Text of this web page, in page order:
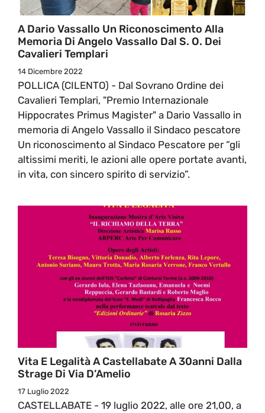
A Dario Vassallo Un Riconoscimento Alla
Memoria Di Angelo Vassallo Dal S. O. Dei
Cavalieri Templari
14 Dicembre 2022
POLLICA (CILENTO) - Dal Sovrano Ordine dei
Cavalieri Templari, "Premio Internazionale
Hippocrates Primus Magister" a Dario Vassallo in
memoria di Angelo Vassallo il Sindaco pescatore
Un riconoscimento al Sindaco Pescatore per “gli
altissimi meriti, le azioni alle opere portate avanti,
in vita, con sincero spirito di servizio”.
Vita E Legalità A Castellabate A 30anni Dalla
Strage Di Via D’Amelio
17 Luglio 2022
CASTELLABATE - 19 luglio 2022, alle ore 21,00, a